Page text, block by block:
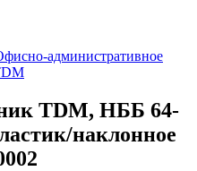
административное
TDM, НББ 64-
наклонное